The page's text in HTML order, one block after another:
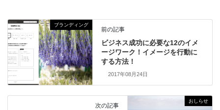
ブランディング
前の記事
ビジネス成功に必要な12のイメ
ージワーク！イメージを行動に
する方法！
2017年08月24日
おしらせ
次の記事